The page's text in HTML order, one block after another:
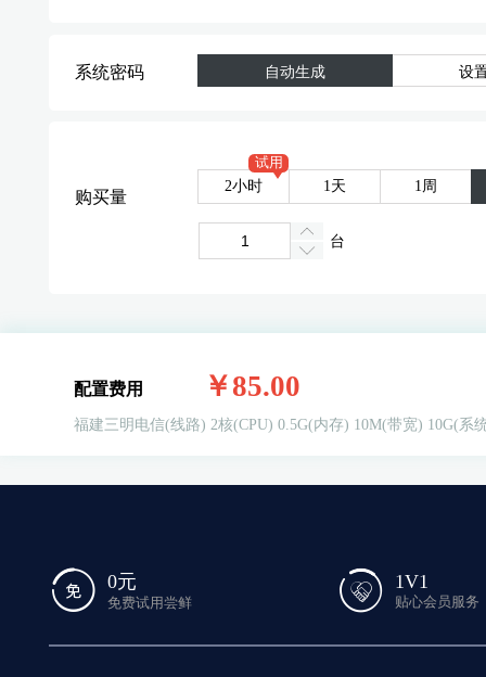
系统密码 自动生成 设
购买量
2小时
试用
1天 1周
台
配置费用 ￥85.00
福建三明电信(线路) 2核(CPU) 0.5G(内存) 10M(带宽) 10G(系
0元
免费试用尝鲜
1V1
贴心会员服务